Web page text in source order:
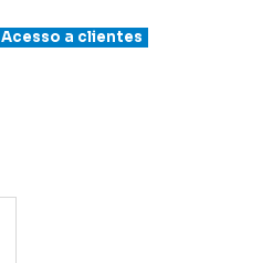
Acesso a clientes